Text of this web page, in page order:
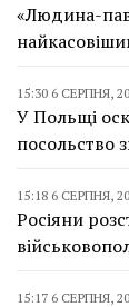
«Людина-
15:30 6 СЕРПНЯ,
У Польщі
посольство
15:18 6 СЕРПНЯ,
Росіяни
15:17 6 СЕРПНЯ,